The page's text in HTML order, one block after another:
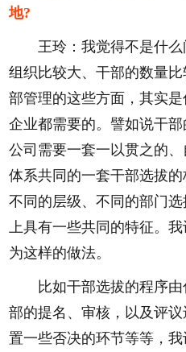
地?
王玲：我觉得不是什么
组织比较大、干部的数量
部管理的这些方面，其实
企业都需要的。譬如说干
公司需要一套一以贯之的
体系共同的一套干部选拔
不同的层级、不同的部门
上具有一些共同的特征。
为这样的做法。
比如干部选拔的程序由
部的提名、审核，以及评
置一些否决的环节等等，